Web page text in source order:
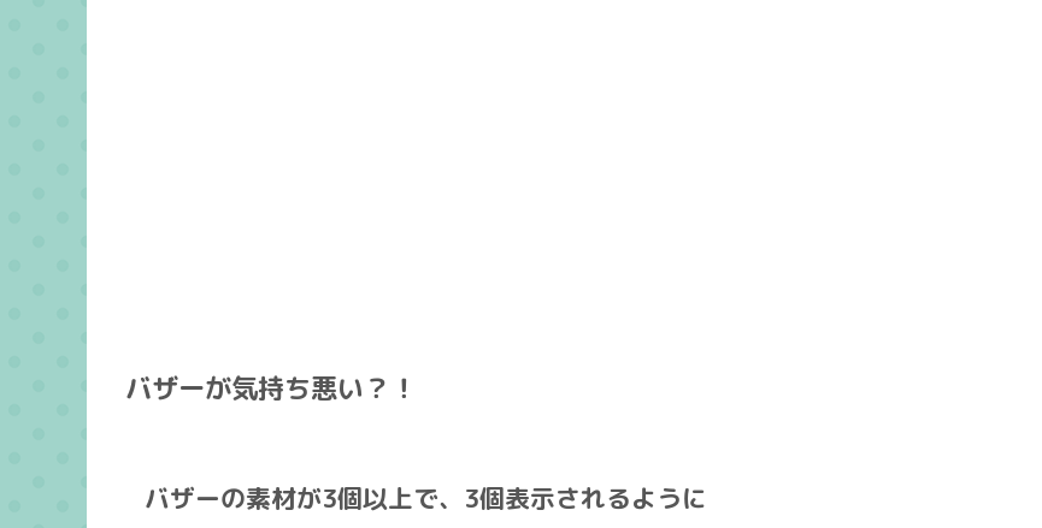
バザーが気持ち悪い？！
バザーの素材が3個以上で、3個表示されるように